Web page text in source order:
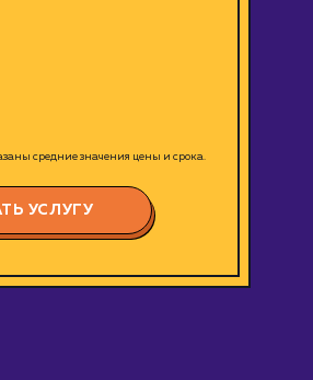
средние значения цены и срока.
УСЛУГУ